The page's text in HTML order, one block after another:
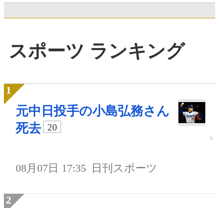
スポーツ ランキング
元中日投手の小島弘務さん
死去
20
08月07日 17:35 日刊スポーツ